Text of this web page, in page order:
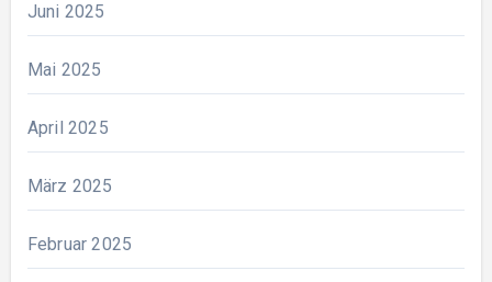
Juni 2025
Mai 2025
April 2025
März 2025
Februar 2025